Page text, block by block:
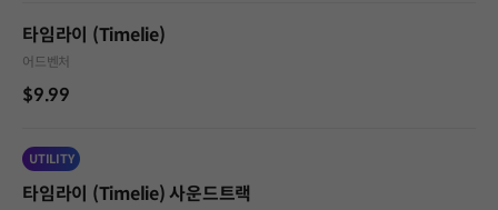
타임라이 (Timelie)
어드벤처
$9.99
UTILITY
타임라이 (Timelie) 사운드트랙